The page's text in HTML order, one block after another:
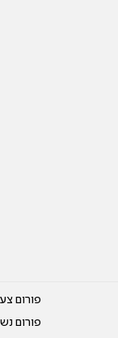
פורום
פורום